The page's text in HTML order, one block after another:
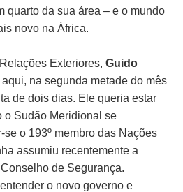
quarto da sua área – e o mundo
novo na África.
Exteriores,Guido
aqui, na segunda metade do mês
de dois dias. Ele queria estar
o Sudão Meridional se
o 193º membro das Nações
assumiu recentemente a
de Segurança.
o novo governo e